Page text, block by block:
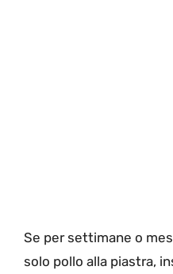
Se per settimane o
solo pollo alla piastra,